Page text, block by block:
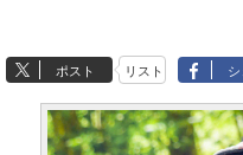
ポスト リスト シ